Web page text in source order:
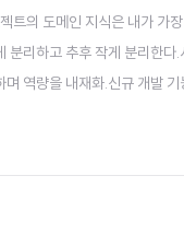
의 도메인 지식은 내가 가
리하고 추후 작게 분리한
역량을 내재화.신규 개발